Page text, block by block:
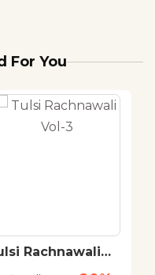
For You
Rachnawali